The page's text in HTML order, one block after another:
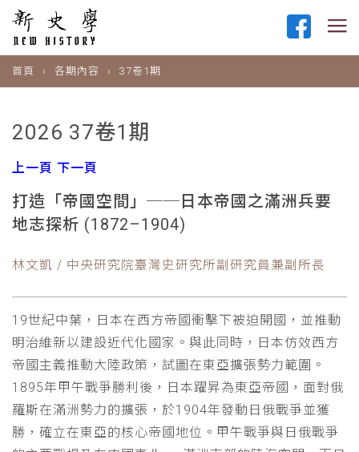
首頁 各期內容 37卷1期
2026 37卷1期
上一頁 下一頁
打造「帝國空間」──日本帝國之滿洲兵要
地志探析 (1872–1904)
林文凱 / 中央研究院臺灣史研究所副研究員兼副所長
19世紀中葉，日本在西方帝國衝擊下被迫開國，並推動
明治維新以建設近代化國家。與此同時，日本仿效西方
帝國主義推動大陸政策，試圖在東亞擴張勢力範圍。
1895年甲午戰爭勝利後，日本躍昇為東亞帝國，面對俄
羅斯在滿洲勢力的擴張，於1904年發動日俄戰爭並獲
勝，確立在東亞的核心帝國地位。甲午戰爭與日俄戰爭